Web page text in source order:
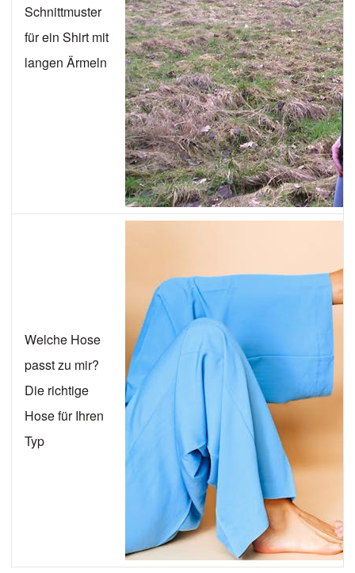
Schnittmuster
für ein Shirt mit
langen Ärmeln
Welche Hose
passt zu mir?
Die richtige
Hose für Ihren
Typ